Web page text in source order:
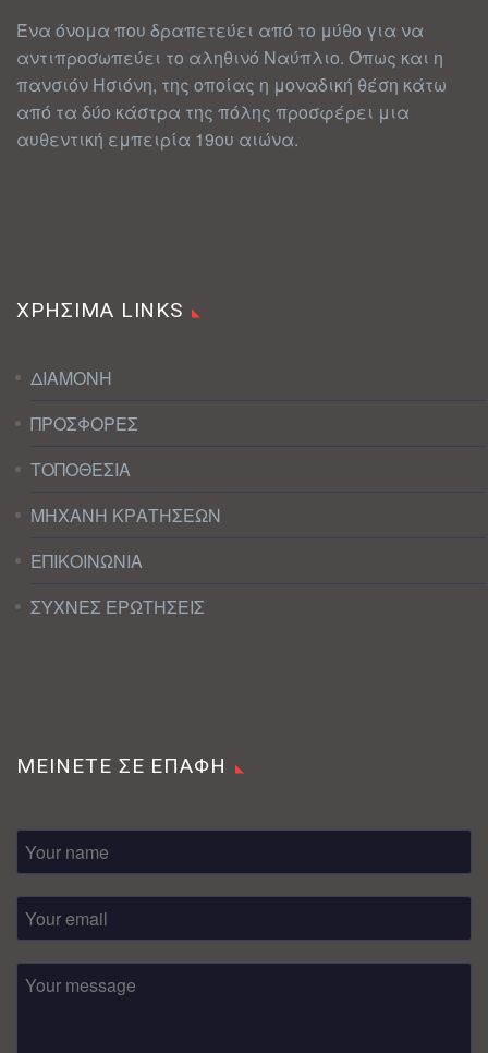
Ένα όνομα που δραπετεύει από το μύθο για να
αντιπροσωπεύει το αληθινό Ναύπλιο. Όπως και η
πανσιόν Ησιόνη, της οποίας η μοναδική θέση κάτω
από τα δύο κάστρα της πόλης προσφέρει μια
αυθεντική εμπειρία 19ου αιώνα.
ΧΡΗΣΙΜΑ LINKS
ΔΙΑΜΟΝΗ
ΠΡΟΣΦΟΡΕΣ
ΤΟΠΟΘΕΣΙΑ
ΜΗΧΑΝΗ ΚΡΑΤΗΣΕΩΝ
ΕΠΙΚΟΙΝΩΝΙΑ
ΣΥΧΝΕΣ ΕΡΩΤΗΣΕΙΣ
ΜΕΙΝΕΤΕ ΣΕ ΕΠΑΦΗ